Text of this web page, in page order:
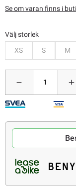
Se om varan finns i
Välj storlek
XS
S M